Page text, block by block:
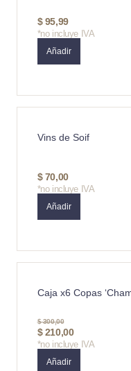
$95,99
*no incluye IVA
Añadir
Vins de Soif
$70,00
*no incluye IVA
Añadir
Caja x6 Copas
$300,00
$210,00
*no incluye IVA
Añadir